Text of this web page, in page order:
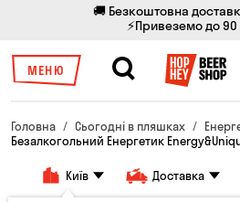
🚚 Безкоштовна
⚡Привеземо до
МЕНЮ
Головна Сьогодні в пляшках
Безалкогольний Енергетик
Київ Доставка